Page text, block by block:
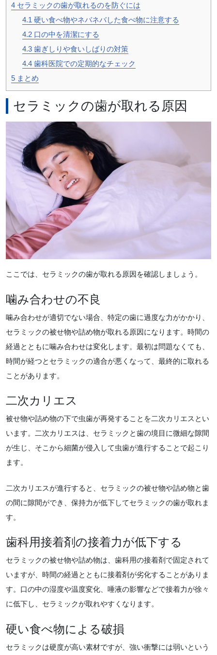
4 セラミックの歯が取れるのを防ぐには
4.1 硬い食べ物やネバネバした食べ物に注意する
4.2口の中を清潔にする
4.3歯ぎしりや食いしばりの対策
4.4歯科医院での定期的なチェック
5 まとめ
セラミックの歯が取れる原因
ここでは、セラミックの歯が取れる原因を確認しましょう。
噛み合わせの不良
噛み合わせが適切でない場合、特定の歯に過度な力がかかり、
セラミックの被せ物や詰め物が取れる原因になります。時間の
経過とともに噛み合わせは変化します。最初は問題なくても、
時間が経つとセラミックの適合が悪くなって、最終的に取れる
ことがあります。
二次カリエス
被せ物や詰め物の下で虫歯が再発することを二次カリエスとい
います。二次カリエスは、セラミックと歯の境目に微細な隙間
が生じ、そこから細菌が侵入して虫歯が進行することで起こり
ます。
二次カリエスが進行すると、セラミックの被せ物や詰め物と歯
の間に隙間ができ、保持力が低下してセラミックの歯が取れま
す。
歯科用接着剤の接着力が低下する
セラミックの被せ物や詰め物は、歯科用の接着剤で固定されて
いますが、時間の経過とともに接着剤が劣化することがありま
す。口の中の湿度や温度変化、唾液の影響などで接着力が徐々
に低下し、セラミックが取れやすくなります。
硬い食べ物による破損
セラミックは硬度が高い素材ですが、強い衝撃には弱いという